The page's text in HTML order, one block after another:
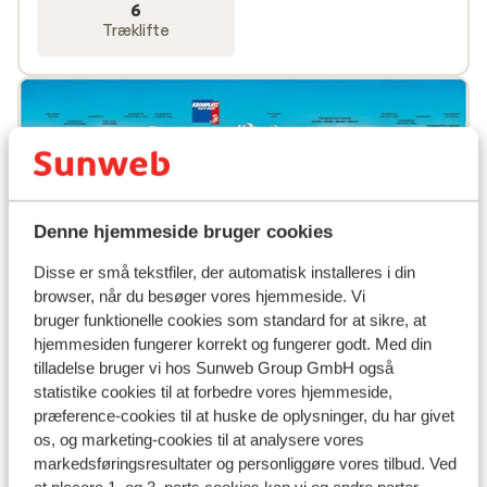
Denne hjemmeside bruger cookies
Disse er små tekstfiler, der automatisk installeres i din
browser, når du besøger vores hjemmeside. Vi
bruger funktionelle cookies som standard for at sikre, at
hjemmesiden fungerer korrekt og fungerer godt. Med din
tilladelse bruger vi hos Sunweb Group GmbH også
statistike cookies til at forbedre vores hjemmeside,
præference-cookies til at huske de oplysninger, du har givet
os, og marketing-cookies til at analysere vores
markedsføringsresultater og personliggøre vores tilbud. Ved
tilbyde – tværtimod! Desuden skal du vide, at når du
altid inkluderet i den pris, du har betalt hjemmefra.
Se alle Sunwebs skiferier i Italien
6
Træklifte
Populære hoteller